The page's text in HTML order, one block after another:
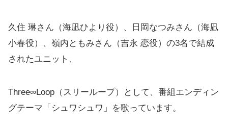
久住 琳さん（海凪ひより役）、日岡なつみさん（海凪
小春役）、嶺内ともみさん（吉永 恋役）の3名で結成
されたユニット、
Three∞Loop（スリーループ）として、番組エンディン
グテーマ「シュワシュワ」を歌っています。